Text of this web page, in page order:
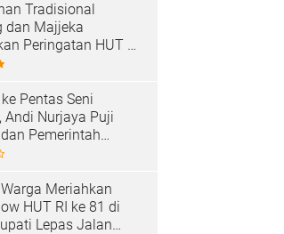
Tradisional
dan Majjeka
Peringatan HUT RI
Pentas Seni
Andi Nurjaya Puji
Pemerintah
Meriahkan
HUT RI ke 81 di
Lepas Jalan